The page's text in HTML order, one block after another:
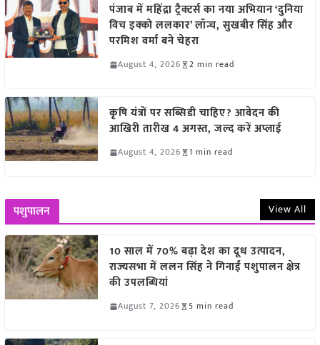
पंजाब में महिंद्रा ट्रैक्टर्स का नया अभियान ‘दुनिया
विच इक्को ललकार’ लॉन्च, सुखबीर सिंह और
परमिश वर्मा बने चेहरा
August 4, 2026 2 min read
कृषि यंत्रों पर सब्सिडी चाहिए? आवेदन की
आखिरी तारीख 4 अगस्त, जल्द करें अप्लाई
August 4, 2026 1 min read
पशुपालन View All
10 साल में 70% बढ़ा देश का दूध उत्पादन,
राज्यसभा में ललन सिंह ने गिनाईं पशुपालन क्षेत्र
की उपलब्धियां
August 7, 2026 5 min read